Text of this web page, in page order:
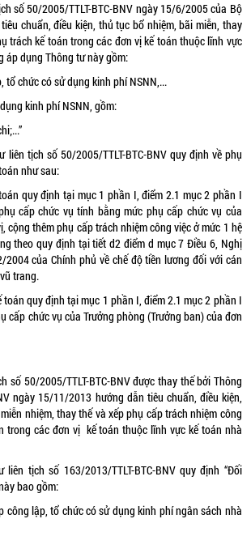
số 50/2005/TTLT-BTC-BNV ngày 15/6/2005 của Bộ
chuẩn, điều kiện, thủ tục bổ nhiệm, bãi miễn, thay
trách kế toán trong các đơn vị kế toán thuộc lĩnh vực
áp dụng Thông tư này gồm:
tổ chức có sử dụng kinh phí NSNN,...
kinh phí NSNN, gồm:
tịch số 50/2005/TTLT-BTC-BNV quy định về phụ
như sau:
quy định tại mục 1 phần I, điểm 2.1 mục 2 phần I
cấp chức vụ tính bằng mức phụ cấp chức vụ của
cộng thêm phụ cấp trách nhiệm công việc ở mức 1 hệ
theo quy định tại tiết d2 điểm d mục 7 Điều 6, Nghị
của Chính phủ về chế độ tiền lương đối với cán
trang.
quy định tại mục 1 phần I, điểm 2.1 mục 2 phần I
cấp chức vụ của Trưởng phòng (Trưởng ban) của đơn
số 50/2005/TTLT-BTC-BNV được thay thế bởi Thông
ngày 15/11/2013 hướng dẫn tiêu chuẩn, điều kiện,
nhiệm, thay thế và xếp phụ cấp trách nhiệm công
trong các đơn vị kế toán thuộc lĩnh vực kế toán nhà
tịch số 163/2013/TTLT-BTC-BNV quy định “Đối
bao gồm:
công lập, tổ chức có sử dụng kinh phí ngân sách nhà